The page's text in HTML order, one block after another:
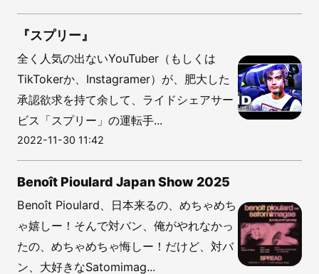
『スプリー』
全く人気の出ないYouTuber（もしくは
TikTokerか、Instagramer）が、肥大した
承認欲求を持て余して、ライドシェアサー
ビス「スプリー」の運転手...
2022-11-30 11:42
Benoît Pioulard Japan Show 2025
Benoît Pioulard、日本来るの、めちゃめち
ゃ嬉しー！そんで対バン、俺がやれなかっ
たの、めちゃめちゃ悔しー！だけど、対バ
ン、大好きなSatomimag...